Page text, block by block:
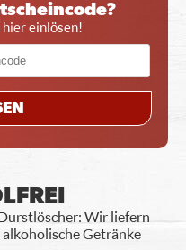
hier einlösen!
Wir liefern
Getränke